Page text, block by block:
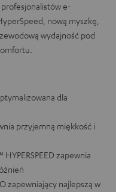
e-
nową myszkę,
wydajność pod
dla
przyjemną miękkość i
zapewnia
zapewniający najlepszą w